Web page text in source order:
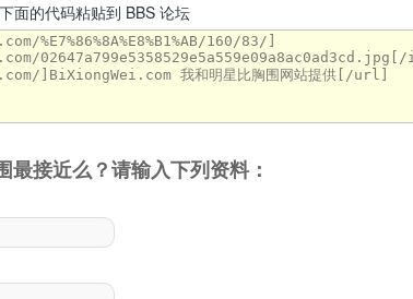
面的代码粘贴到 BBS 论坛
接近么？请输入下列资料：